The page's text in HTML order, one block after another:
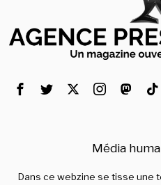
Média
Dans ce webzine se tisse une